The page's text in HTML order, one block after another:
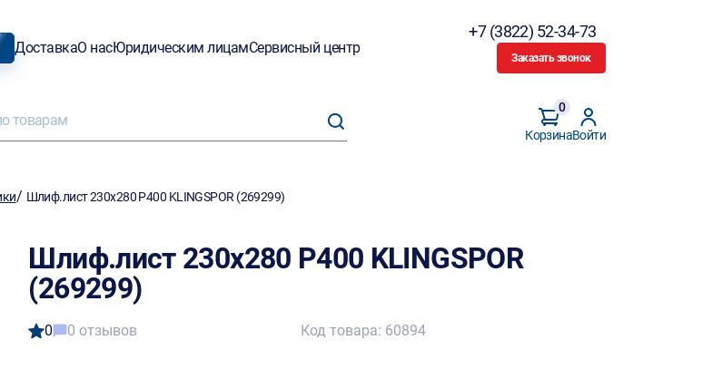
ДоставкаО насЮридическим лицамСервисный центр
+7 (3822) 52-34-73
Заказать звонок
Корзина
0
Войти
/ Шлиф.лист 230х280 Р400 KLINGSPOR (269299)
Шлиф.лист 230х280 Р400 KLINGSPOR
(269299)
0 0 отзывов Код товара: 60894